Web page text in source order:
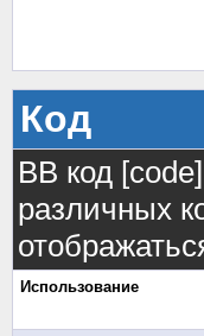
Код
BB код
различных
Использование